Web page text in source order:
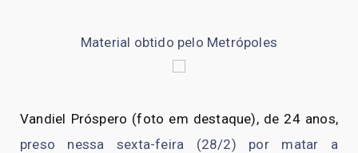
Material obtido pelo Metrópoles
Vandiel Próspero (foto em destaque), de 24 anos,
preso nessa sexta-feira (28/2) por matar a